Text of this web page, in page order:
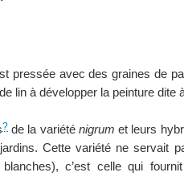
pressée avec des graines de
lin à développer la peinture dite
?de la variété nigrum et leurs
Cette variété ne servait
c’est celle qui